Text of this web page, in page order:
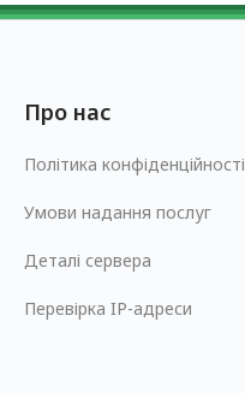
Про нас
Політика конфіденційності
Умови надання послуг
Деталі сервера
Перевірка IP-адреси